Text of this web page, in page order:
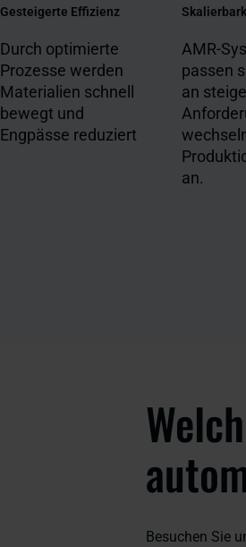
Gesteigerte Effizienz
Durch optimierte
Prozesse werden
Materialien schnell
bewegt und
Engpässe reduziert
AMR-
passen
an
an.
Besuchen Sie